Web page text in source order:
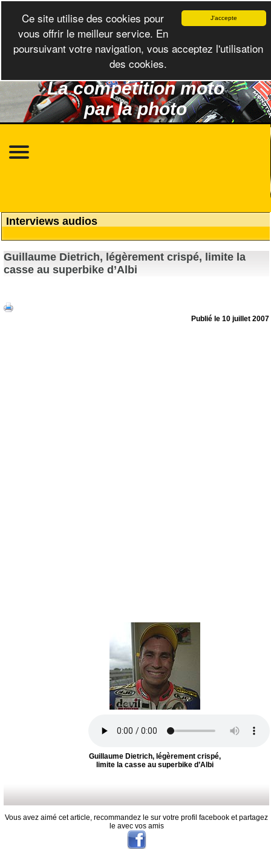
La compétition moto
par la photo
Interviews audios
Guillaume Dietrich, légèrement crispé, limite la
casse au superbike d’Albi
Publié le 10 juillet 2007
Guillaume Dietrich, légèrement crispé,
limite la casse au superbike d’Albi
Vous avez aimé cet article, recommandez le sur votre profil facebook et partagez
le avec vos amis
J'accepte
Ce site utilise des cookies pour
vous offrir le meilleur service. En
poursuivant votre navigation, vous acceptez l'utilisation
des cookies.